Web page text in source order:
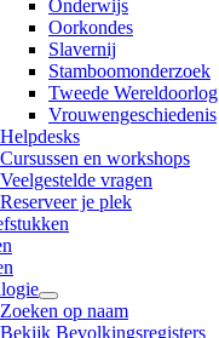
Onderwijs
Oorkondes
Slavernij
Stamboomonderzoek
Tweede Wereldoorlog
Vrouwengeschiedenis
Helpdesks
Cursussen en workshops
Veelgestelde vragen
Reserveer je plek
Zoeken op naam
Bekijk Bevolkingsregisters